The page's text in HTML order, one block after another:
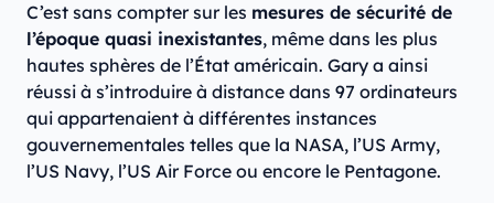
C’est sans compter sur les mesures de sécurité de
l’époque quasi inexistantes, même dans les plus
hautes sphères de l’État américain. Gary a ainsi
réussi à s’introduire à distance dans 97 ordinateurs
qui appartenaient à différentes instances
gouvernementales telles que la NASA, l’US Army,
l’US Navy, l’US Air Force ou encore le Pentagone.